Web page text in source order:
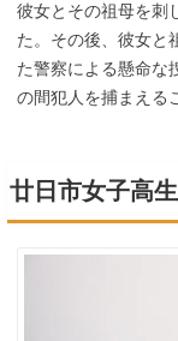
彼女とその祖母を刺
た。その後、彼女と
た警察による懸命な
の間犯人を捕まえる
廿日市女子高